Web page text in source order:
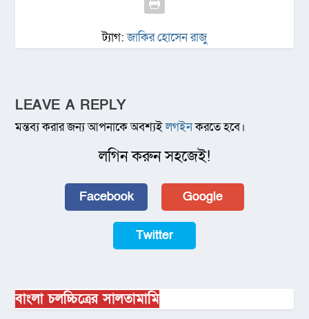
ট্যাগ:জাকির হোসেন রাজু
LEAVE A REPLY
মন্তব্য করার জন্য আপনাকে অবশ্যইলগইনকরতে হবে।
লগিন করুন সহজেই!
Facebook Google
Twitter
বাংলা চলচ্চিত্রের সালতামামি